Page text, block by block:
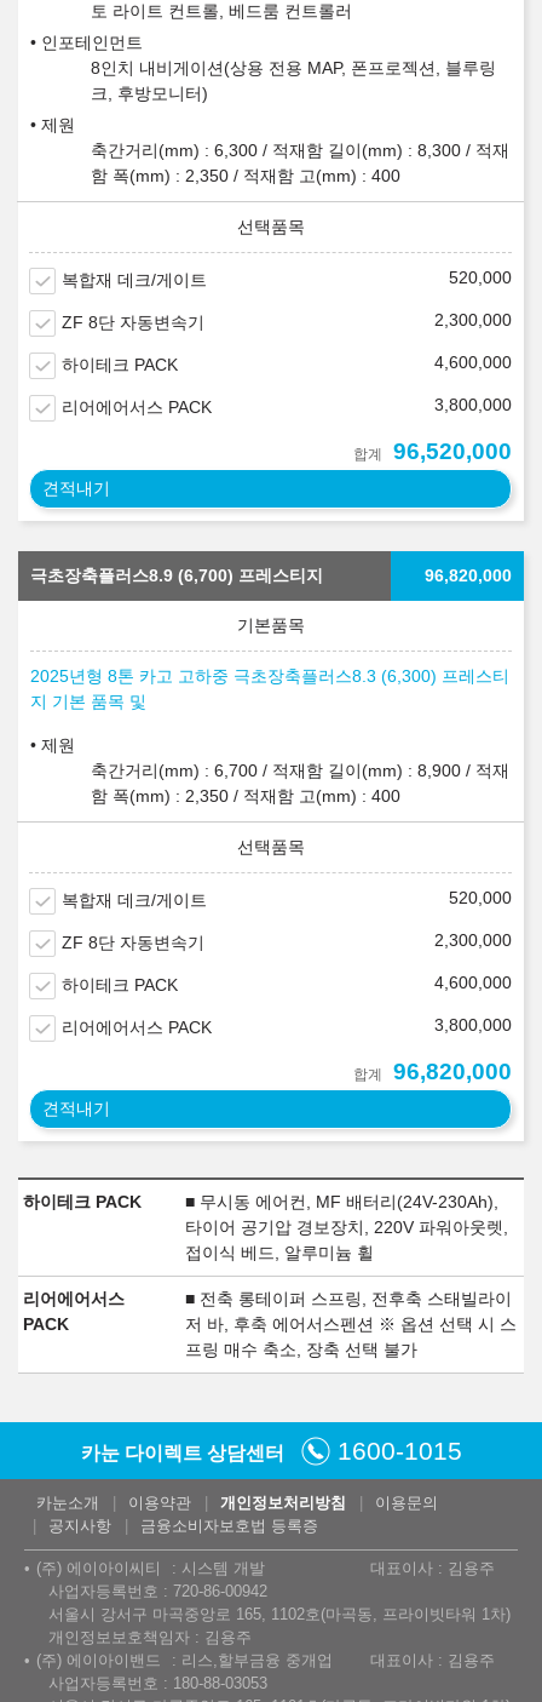
토 라이트 컨트롤, 베드룸 컨트롤러
인포테인먼트
8인치 내비게이션(상용 전용 MAP, 폰프로젝션, 블루링
크, 후방모니터)
제원
축간거리(mm) : 6,300 / 적재함 길이(mm) : 8,300 / 적재
함 폭(mm) : 2,350 / 적재함 고(mm) : 400
복합재 데크/게이트 520,000
ZF 8단 자동변속기 2,300,000
하이테크 PACK 4,600,000
리어에어서스 PACK 3,800,000
합계 96,520,000
견적내기
극초장축플러스8.9 (6,700) 프레스티지 96,820,000
2025년형 8톤 카고 고하중 극초장축플러스8.3 (6,300) 프레스티
지 기본 품목 및
제원
축간거리(mm) : 6,700 / 적재함 길이(mm) : 8,900 / 적재
함 폭(mm) : 2,350 / 적재함 고(mm) : 400
복합재 데크/게이트 520,000
ZF 8단 자동변속기 2,300,000
하이테크 PACK 4,600,000
리어에어서스 PACK 3,800,000
합계 96,820,000
견적내기
하이테크 PACK
■ 무시동 에어컨, MF 배터리(24V-230Ah),
타이어 공기압 경보장치, 220V 파워아웃렛,
접이식 베드, 알루미늄 휠
리어에어서스
PACK
■ 전축 롱테이퍼 스프링, 전후축 스태빌라이
저 바, 후축 에어서스펜션 ※ 옵션 선택 시 스
프링 매수 축소, 장축 선택 불가
카눈 다이렉트 상담센터 1600-1015
카눈소개 이용약관 개인정보처리방침
이용문의
공지사항
금융소비자보호법 등록증
(주) 에이아이씨티 시스템 개발
대표이사 : 김용주
사업자등록번호 : 720-86-00942
서울시 강서구 마곡중앙로 165, 1102호(마곡동, 프라이빗타워 1차)
개인정보보호책임자 : 김용주
(주) 에이아이밴드
리스,할부금융 중개업
대표이사 : 김용주
사업자등록번호 : 180-88-03053